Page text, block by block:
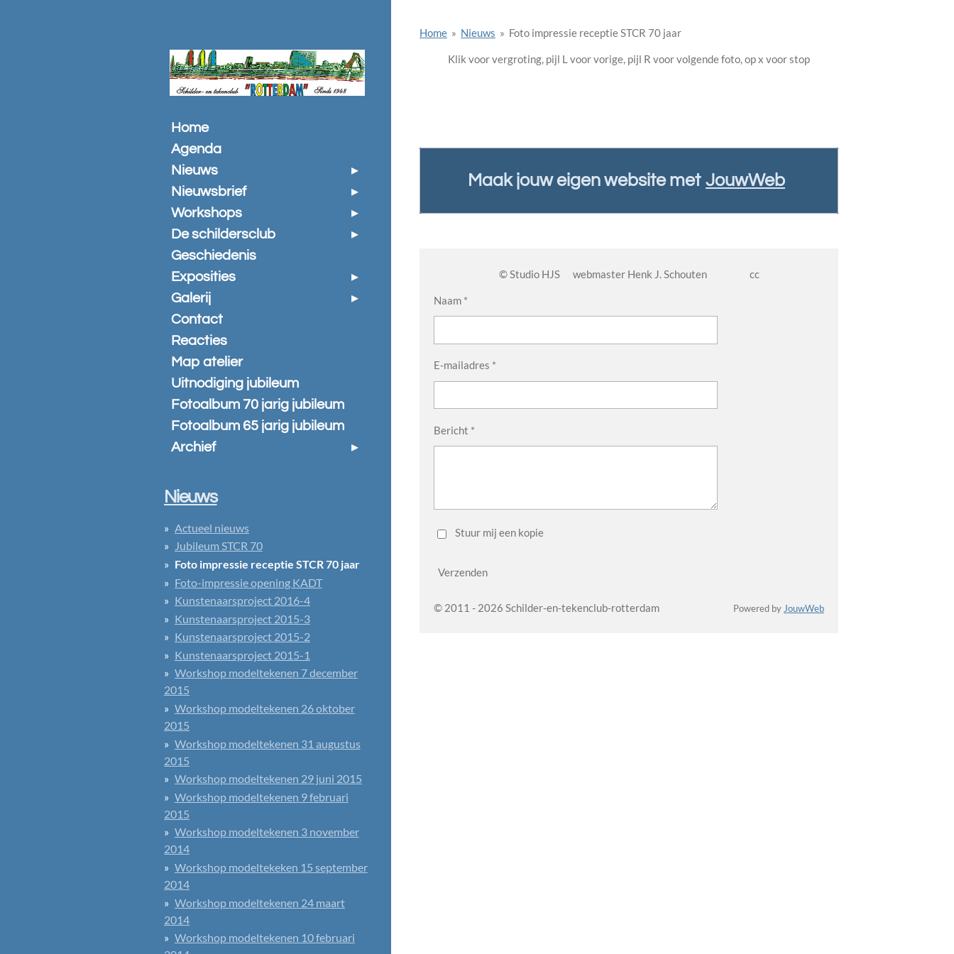
Home » Nieuws » Foto impressie receptie STCR 70 jaar
Klik voor vergroting, pijl L voor vorige, pijl R voor volgende foto, op x voor stop
Maak jouw eigen website met JouwWeb
© Studio HJS webmaster Henk J. Schouten cc
Naam *
E-mailadres *
Bericht *
Stuur mij een kopie
Verzenden
© 2011 - 2026 Schilder-en-tekenclub-rotterdam Powered by JouwWeb
Home
Agenda
Nieuws
Nieuwsbrief
Workshops
De schildersclub
Geschiedenis
Exposities
Galerij
Contact
Reacties
Map atelier
Uitnodiging jubileum
Fotoalbum 70 jarig jubileum
Fotoalbum 65 jarig jubileum
Archief
Nieuws
Actueel nieuws
Jubileum STCR 70
Foto impressie receptie STCR 70 jaar
Foto-impressie opening KADT
Kunstenaarsproject 2016-4
Kunstenaarsproject 2015-3
Kunstenaarsproject 2015-2
Kunstenaarsproject 2015-1
Workshop modeltekenen 7 december
2015
Workshop modeltekenen 26 oktober
2015
Workshop modeltekenen 31 augustus
2015
Workshop modeltekenen 29 juni 2015
Workshop modeltekenen 9 februari
2015
Workshop modeltekenen 3 november
2014
Workshop modeltekeken 15 september
2014
Workshop modeltekenen 24 maart
2014
Workshop modeltekenen 10 februari